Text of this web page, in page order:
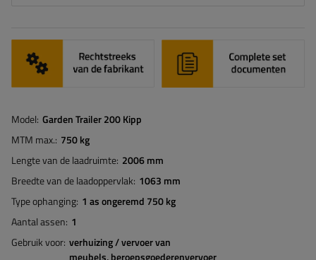
Model Garden Trailer 200 Kipp
MTM max. 750 kg
Lengte van de laadruimte 2006 mm
Breedte van de laadoppervlak 1063 mm
Type ophanging 1 as ongeremd 750 kg
Aantal assen 1
Gebruik voor verhuizing / vervoer van
meubels beroepsgoederenvervoer